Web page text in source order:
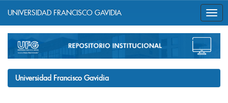
navigation
UNIVERSIDAD FRANCISCO GAVIDIA
Universidad Francisco Gavidia